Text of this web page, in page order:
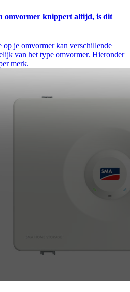
omvormer knippert altijd, is dit
op je omvormer kan verschillende
van het type omvormer. Hieronder
merk.